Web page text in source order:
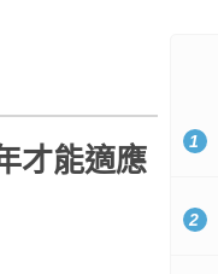
才能適應
1
2